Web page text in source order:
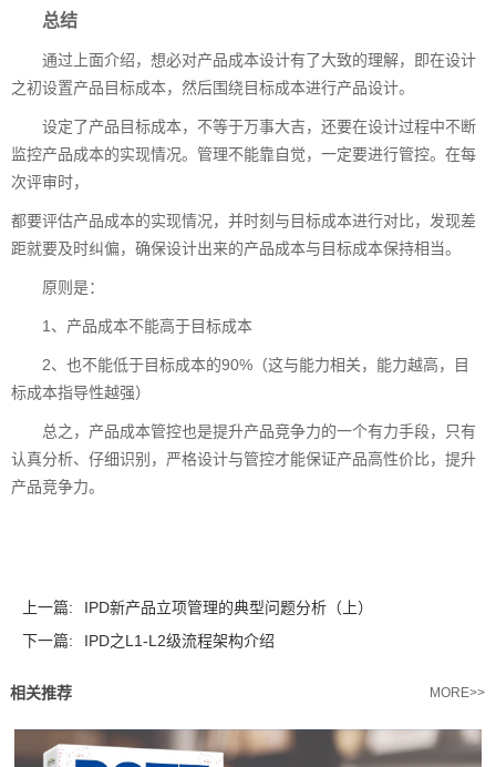
总结
通过上面介绍，想必对产品成本设计有了大致的理解，即在设计
之初设置产品目标成本，然后围绕目标成本进行产品设计。
设定了产品目标成本，不等于万事大吉，还要在设计过程中不断
监控产品成本的实现情况。管理不能靠自觉，一定要进行管控。在每
次评审时，
都要评估产品成本的实现情况，并时刻与目标成本进行对比，发现差
距就要及时纠偏，确保设计出来的产品成本与目标成本保持相当。
原则是：
1、产品成本不能高于目标成本
2、也不能低于目标成本的90%（这与能力相关，能力越高，目
标成本指导性越强）
总之，产品成本管控也是提升产品竞争力的一个有力手段，只有
认真分析、仔细识别，严格设计与管控才能保证产品高性价比，提升
产品竞争力。
上一篇:
IPD新产品立项管理的典型问题分析（上）
下一篇:
IPD之L1-L2级流程架构介绍
相关推荐 MORE>>